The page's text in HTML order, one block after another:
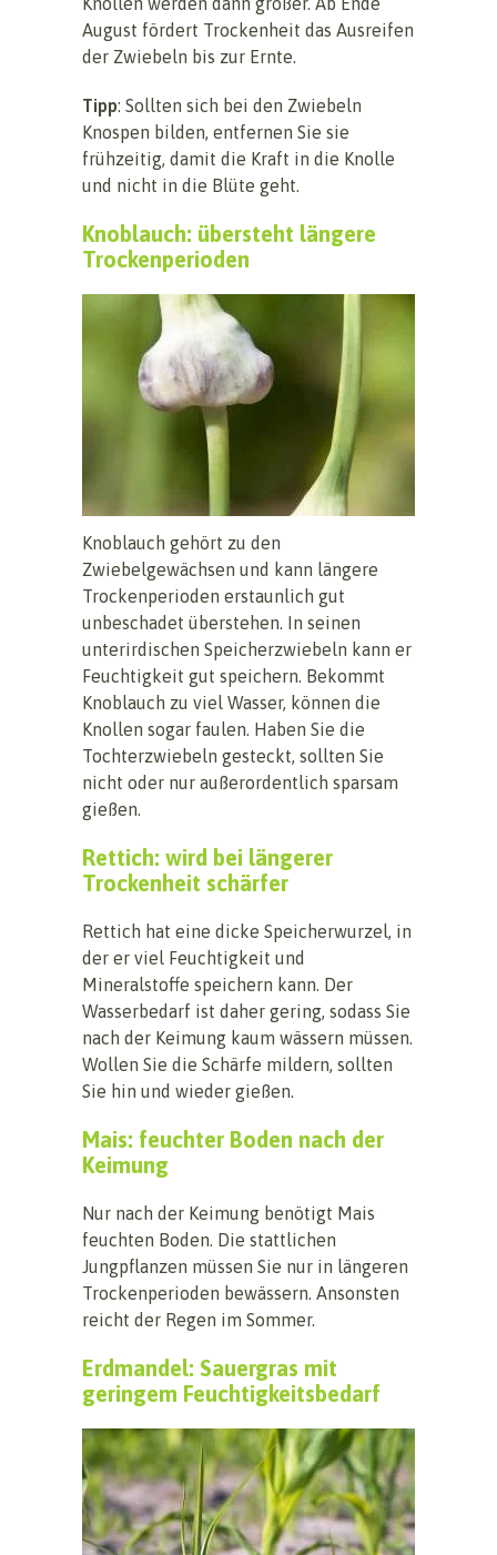
August fördert Trockenheit das Ausreifen
der Zwiebeln bis zur Ernte.
Tipp: Sollten sich bei den Zwiebeln
Knospen bilden, entfernen Sie sie
frühzeitig, damit die Kraft in die Knolle
und nicht in die Blüte geht.
Knoblauch: übersteht längere
Trockenperioden
Knoblauch gehört zu den
Zwiebelgewächsen und kann längere
Trockenperioden erstaunlich gut
unbeschadet überstehen. In seinen
unterirdischen Speicherzwiebeln kann er
Feuchtigkeit gut speichern. Bekommt
Knoblauch zu viel Wasser, können die
Knollen sogar faulen. Haben Sie die
Tochterzwiebeln gesteckt, sollten Sie
nicht oder nur außerordentlich sparsam
gießen.
Rettich: wird bei längerer
Trockenheit schärfer
Rettich hat eine dicke Speicherwurzel, in
der er viel Feuchtigkeit und
Mineralstoffe speichern kann. Der
Wasserbedarf ist daher gering, sodass Sie
nach der Keimung kaum wässern müssen.
Wollen Sie die Schärfe mildern, sollten
Sie hin und wieder gießen.
Mais: feuchter Boden nach der
Keimung
Nur nach der Keimung benötigt Mais
feuchten Boden. Die stattlichen
Jungpflanzen müssen Sie nur in längeren
Trockenperioden bewässern. Ansonsten
reicht der Regen im Sommer.
Erdmandel: Sauergras mit
geringem Feuchtigkeitsbedarf